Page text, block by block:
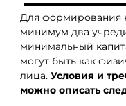
Для формирования
минимум два
минимальный
могут быть как
лица. Условия и
можно описать